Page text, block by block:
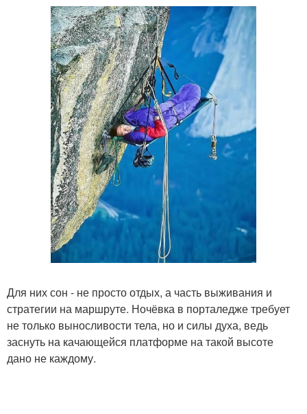
Для них сон - не просто отдых, а часть выживания и
стратегии на маршруте. Ночёвка в порталедже требует
не только выносливости тела, но и силы духа, ведь
заснуть на качающейся платформе на такой высоте
дано не каждому.